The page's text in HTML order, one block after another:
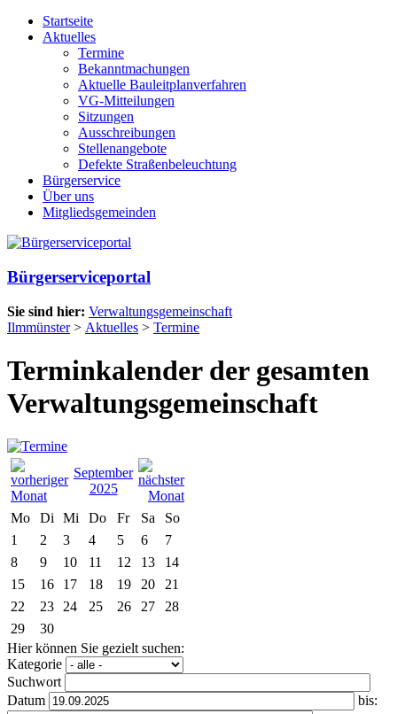
Startseite
Aktuelles
Termine
Bekanntmachungen
Aktuelle Bauleitplanverfahren
VG-Mitteilungen
Sitzungen
Ausschreibungen
Stellenangebote
Defekte Straßenbeleuchtung
Bürgerservice
Über uns
Mitgliedsgemeinden
Bürgerserviceportal
Sie sind hier: Verwaltungsgemeinschaft
Ilmmünster> Aktuelles > Termine
Terminkalender der gesamten
Verwaltungsgemeinschaft
September
2025
Mo
Di Mi Do Fr Sa
So
1
2 3 4 5 6
7
8
9 10 11 12 13
14
15
16 17 18 19 20
21
22
23 24 25 26 27
28
29
30
Hier können Sie gezielt suchen:
Kategorie
Suchwort
Datum
bis: